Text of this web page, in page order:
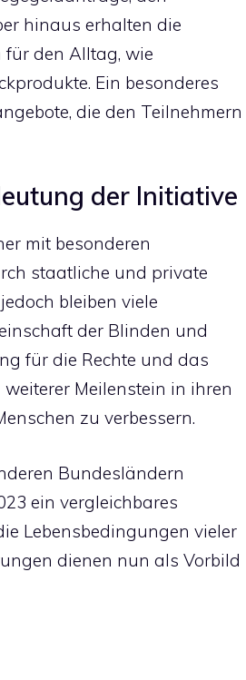
hinaus erhalten die
den Alltag, wie
Ein besonderes
die den Teilnehmern
der Initiative
mit besonderen
staatliche und private
bleiben viele
der Blinden und
für die Rechte und das
Meilenstein in ihren
zu verbessern.
Bundesländern
ein vergleichbares
Lebensbedingungen vieler
dienen nun als Vorbild